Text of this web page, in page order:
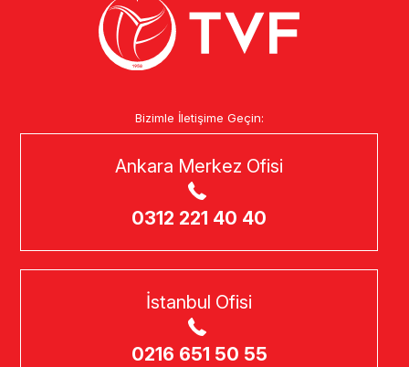
Bizimle İletişime Geçin:
Ankara Merkez Ofisi
0312 221 40 40
İstanbul Ofisi
0216 651 50 55